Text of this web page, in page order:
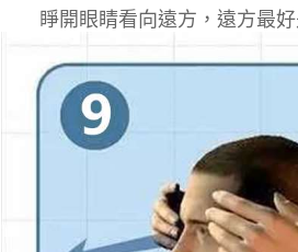
睜開眼睛看向遠方，遠方最